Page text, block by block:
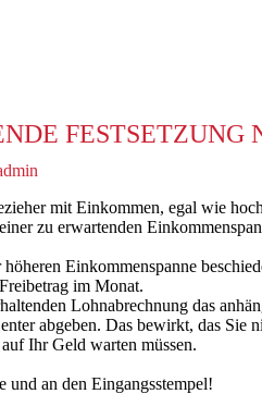
FESTSETZUNG
mit Einkommen, egal wie
zu erwartenden
Einkommenspanne
im Monat.
Lohnabrechnung das
abgeben. Das bewirkt, das Sie
Ihr Geld warten müssen.
und an den Eingangsstempel!